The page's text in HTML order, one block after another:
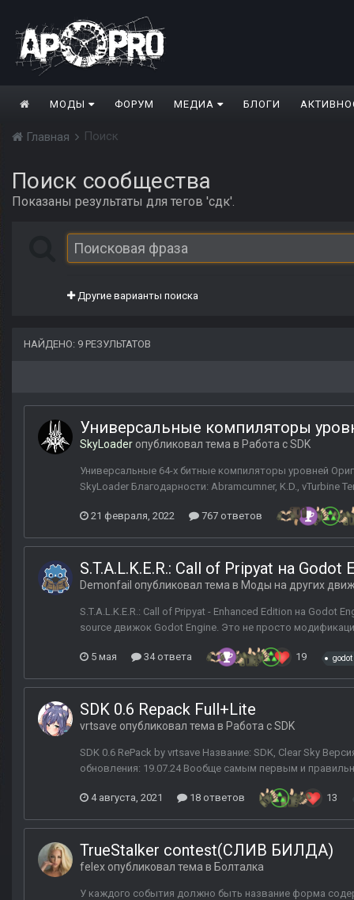
МОДЫ ФОРУМ МЕДИА БЛОГИ
Главная Поиск
Поиск сообщества
Показаны результаты для тегов 'сдк'.
Другие варианты поиска
НАЙДЕНО: 9 РЕЗУЛЬТАТОВ
Универсальные компиляторы
SkyLoader опубликовал тема в Работа с SDK
Универсальные 64-х битные компиляторы уровней
SkyLoader Благодарности: Abramcumner, K.D.,
21 февраля, 2022 767 ответов
S.T.A.L.K.E.R.: Call of Pripyat на Godot
Demonfail опубликовал тема в Моды на других
S.T.A.L.K.E.R.: Call of Pripyat - Enhanced Edition на
source движок Godot Engine. Это не просто
5 мая 34 ответа 19 godot
SDK 0.6 Repack Full+Lite
vrtsave опубликовал тема в Работа с SDK
SDK 0.6 RePack by vrtsave Название: SDK, Clear Sky
обновления: 19.07.24 Вообще самым первым и
4 августа, 2021 18 ответов 13
TrueStalker contest(СЛИВ БИЛДА)
felex опубликовал тема в Болталка
У каждого события должно быть название форма